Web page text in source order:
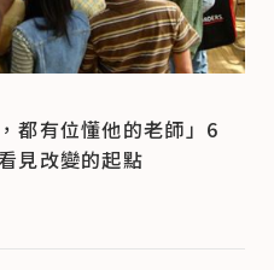
都有位懂他的老師」6
見改變的起點